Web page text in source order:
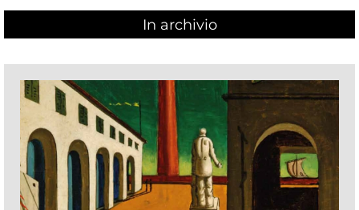
In archivio